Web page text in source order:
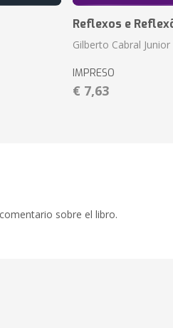
Reflexos e
Gilberto Cabral Junior
IMPRESO
€ 7,63
sobre el libro.